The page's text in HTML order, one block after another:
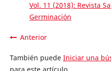
Vol. 11 (2018): Revista
Germinación
Anterior
También puede Iniciar una